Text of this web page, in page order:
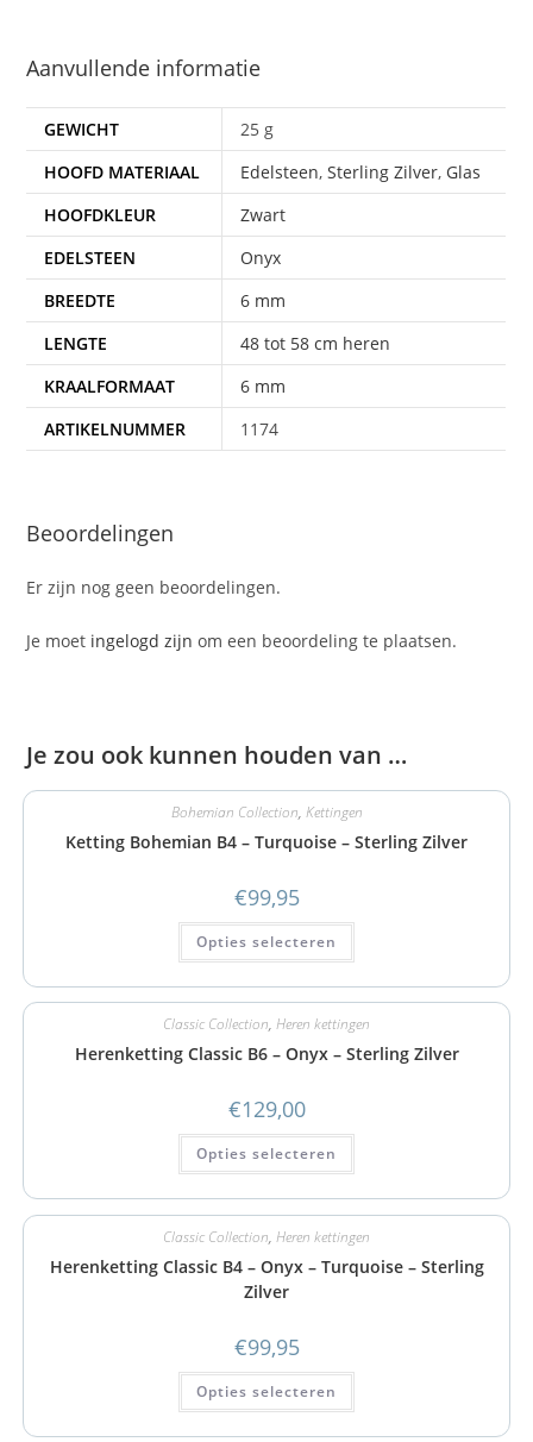
Aanvullende informatie
GEWICHT
25 g
HOOFD MATERIAAL
Edelsteen,Sterling Zilver, Glas
HOOFDKLEUR
Zwart
EDELSTEEN
Onyx
BREEDTE
6 mm
LENGTE
48 tot 58 cm heren
KRAALFORMAAT
6 mm
ARTIKELNUMMER
1174
Beoordelingen
Er zijn nog geen beoordelingen.
Je moet ingelogd zijn om een beoordeling te plaatsen.
Je zou ook kunnen houden van …
Bohemian Collection, Kettingen
Ketting Bohemian B4 – Turquoise – Sterling Zilver
€99,95
Opties selecteren
Classic Collection, Heren kettingen
Herenketting Classic B6 – Onyx – Sterling Zilver
€129,00
Opties selecteren
Classic Collection, Heren kettingen
Herenketting Classic B4 – Onyx – Turquoise – Sterling
Zilver
€99,95
Opties selecteren